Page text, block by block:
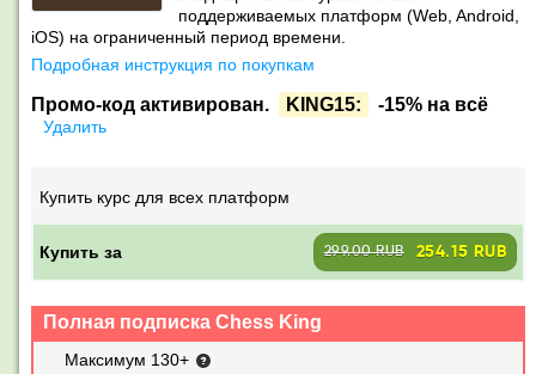
поддерживаемых платформ (Web, Android,
iOS) на ограниченный период времени.
Подробная инструкция по покупкам
Промо-код активирован. KING15: -15% на всё
Удалить
Купить курс для всех платформ
Купить за 299.00 RUB 254.15 RUB
Полная подписка Chess King
Максимум 130+